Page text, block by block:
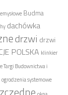
Budma
dachówka
drzwi drzwi
POLSKA klinkier
Targi Budownictwa i
ogrodzenia systemowe